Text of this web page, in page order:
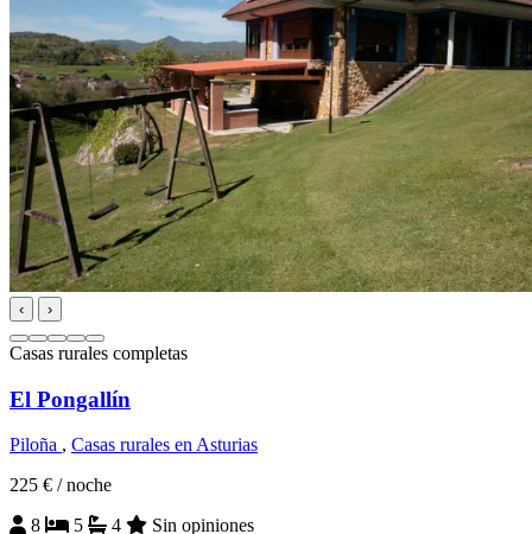
‹ ›
Casas rurales completas
El Pongallín
Piloña , Casas rurales en Asturias
225 € / noche
8
5 4 Sin opiniones